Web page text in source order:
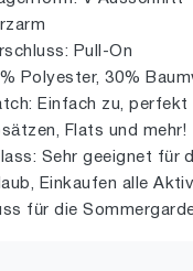
Pull-On
Polyester, 30%
Einfach zu, perfekt
Flats und mehr!
Sehr geeignet für
Einkaufen alle
für die